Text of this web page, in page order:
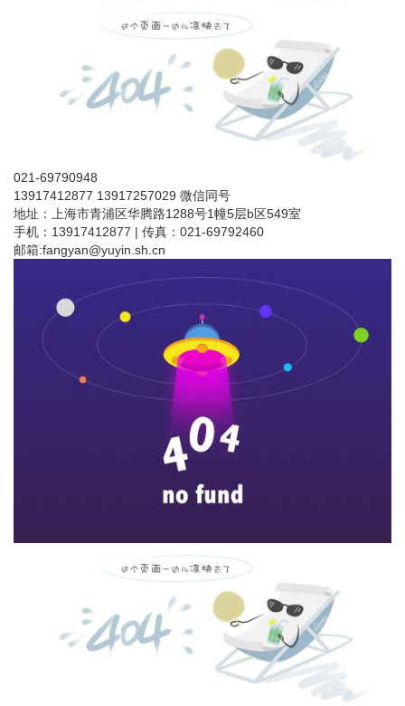
021-69790948
13917412877 13917257029 微信同号
地址：上海市青浦区华腾路1288号1幢5层b区549室
手机：13917412877 | 传真：021-69792460
邮箱:fangyan@yuyin.sh.cn